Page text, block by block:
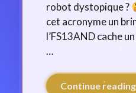
robot dystopique ?
cet acronyme un
l’FS13AND cache
…
Continue reading